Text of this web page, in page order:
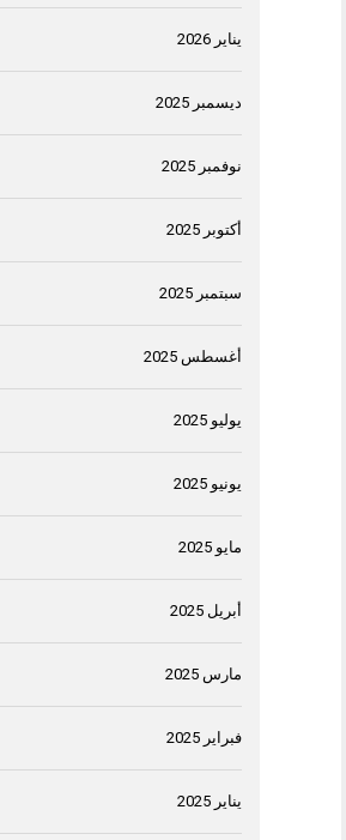
يناير 2026
ديسمبر 2025
نوفمبر 2025
أكتوبر 2025
سبتمبر 2025
أغسطس 2025
يوليو 2025
يونيو 2025
مايو 2025
أبريل 2025
مارس 2025
فبراير 2025
يناير 2025